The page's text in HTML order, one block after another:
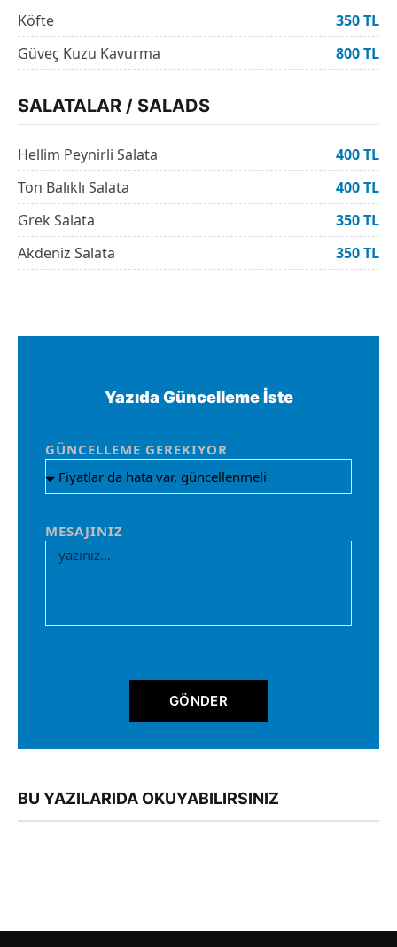
Köfte
350 TL
Güveç Kuzu Kavurma
800 TL
SALATALAR / SALADS
Hellim Peynirli Salata
400 TL
Ton Balıklı Salata
400 TL
Grek Salata
350 TL
Akdeniz Salata
350 TL
Yazıda Güncelleme İste
GÜNCELLEME GEREKIYOR
MESAJINIZ
GÖNDER
BU YAZILARIDA OKUYABILIRSINIZ